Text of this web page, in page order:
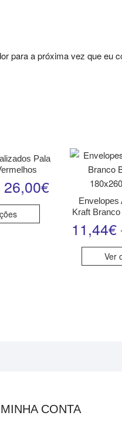
para a próxima vez que eu
Pala
26,00€
Envelopes
Kraft
11,44€
Ver
CONTA